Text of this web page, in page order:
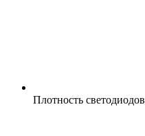
Плотность светодиодов